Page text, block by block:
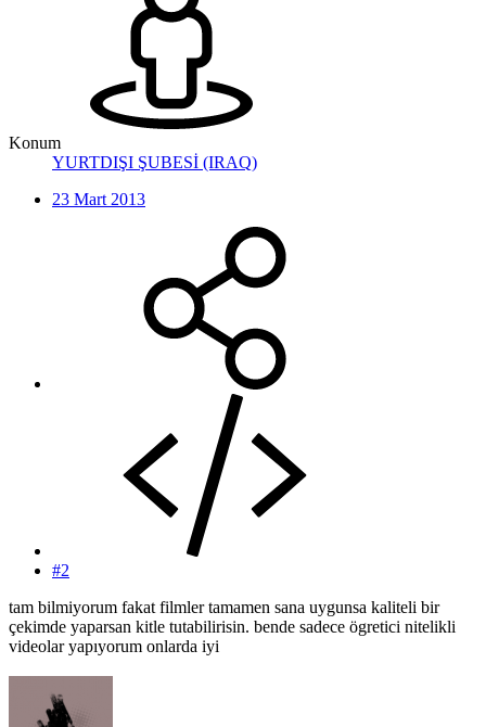
Konum
YURTDIŞI ŞUBESİ (IRAQ)
23 Mart 2013
#2
tam bilmiyorum fakat filmler tamamen sana uygunsa kaliteli bir
çekimde yaparsan kitle tutabilirisin. bende sadece ögretici nitelikli
videolar yapıyorum onlarda iyi